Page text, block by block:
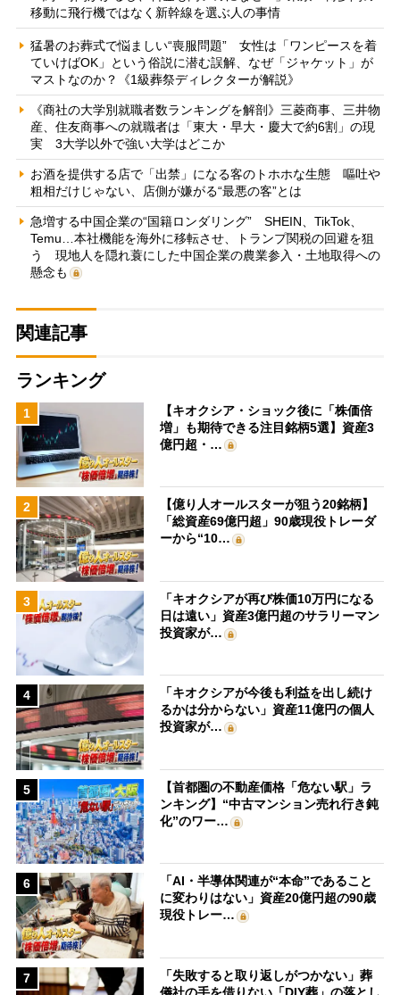
移動に飛行機ではなく新幹線を選ぶ人の事情
猛暑のお葬式で悩ましい“喪服問題” 女性は「ワンピースを着
ていけばOK」という俗説に潜む誤解、なぜ「ジャケット」が
マストなのか？《1級葬祭ディレクターが解説》
《商社の大学別就職者数ランキングを解剖》三菱商事、三井物
産、住友商事への就職者は「東大・早大・慶大で約6割」の現
実 3大学以外で強い大学はどこか
お酒を提供する店で「出禁」になる客のトホホな生態 嘔吐や
粗相だけじゃない、店側が嫌がる“最悪の客”とは
急増する中国企業の“国籍ロンダリング” SHEIN、TikTok、
Temu…本社機能を海外に移転させ、トランプ関税の回避を狙
う 現地人を隠れ蓑にした中国企業の農業参入・土地取得への
懸念も
関連記事
ランキング
1
【キオクシア・ショック後に「株価倍
増」も期待できる注目銘柄5選】資産3
億円超・…
2
【億り人オールスターが狙う20銘柄】
「総資産69億円超」90歳現役トレーダ
ーから“10…
3
「キオクシアが再び株価10万円になる
日は遠い」資産3億円超のサラリーマン
投資家が…
4
「キオクシアが今後も利益を出し続け
るかは分からない」資産11億円の個人
投資家が…
5
【首都圏の不動産価格「危ない駅」ラ
ンキング】“中古マンション売れ行き鈍
化”のワー…
6
「AI・半導体関連が“本命”であること
に変わりはない」資産20億円超の90歳
現役トレー…
7
「失敗すると取り返しがつかない」葬